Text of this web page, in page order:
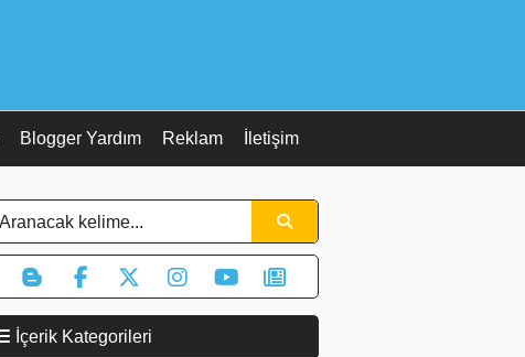
Blogger Yardım Reklam İletişim
İçerik Kategorileri